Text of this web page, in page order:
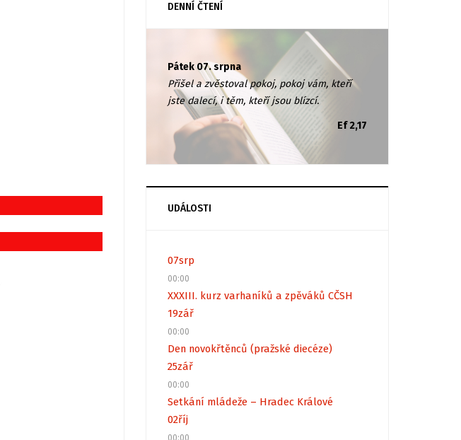
DENNÍ ČTENÍ
Pátek 07. srpna
Přišel a zvěstoval pokoj, pokoj vám, kteří
jste dalecí, i těm, kteří jsou blízcí.
Ef 2,17
UDÁLOSTI
07srp
00:00
XXXIII. kurz varhaníků a zpěváků CČSH
19zář
00:00
Den novokřtěnců (pražské diecéze)
25zář
00:00
Setkání mládeže – Hradec Králové
02říj
00:00